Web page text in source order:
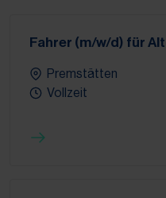
Fahrer (m/w/d) für
Premstätten
Vollzeit